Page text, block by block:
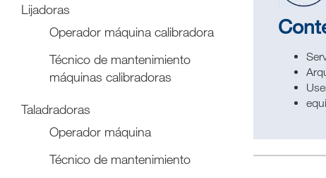
Lijadoras
Operador máquina calibradora
Técnico de mantenimiento
máquinas calibradoras
Taladradoras
Operador máquina
Técnico de mantenimiento